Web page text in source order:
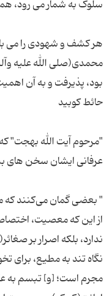
هر کشف و شهودی را می
محمدی(صلی الله علیه
بود،‌ پذیرفت و به آن
"مرحوم آیت الله بهجت"
" بعضی گمان می‌کنند که
از این که معصیت،
ندارد، بلکه اصرار بر
نگاه تند به مطیع، برای
مجرم است؛ [و] تبسم به